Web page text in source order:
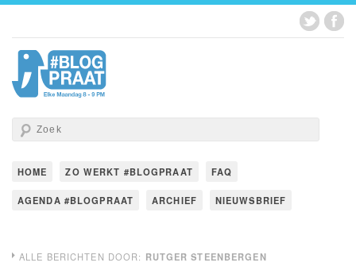
HOME ZO WERKT #BLOGPRAAT FAQ
AGENDA #BLOGPRAAT ARCHIEF NIEUWSBRIEF
ALLE BERICHTEN DOOR: RUTGER STEENBERGEN